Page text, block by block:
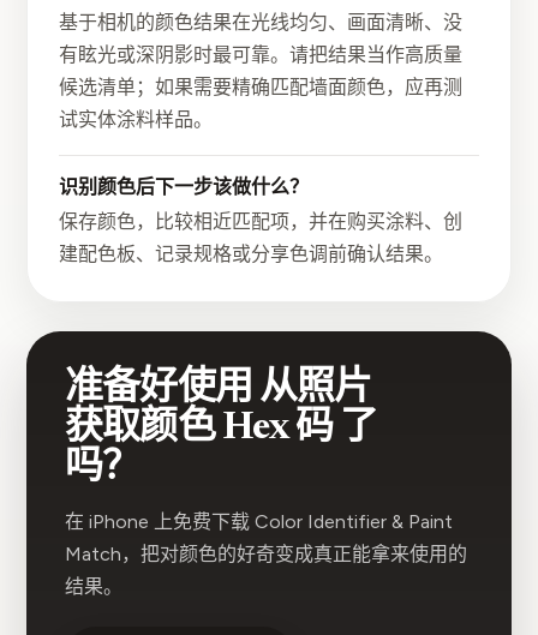
基于相机的颜色结果在光线均匀、画面清晰、没
有眩光或深阴影时最可靠。请把结果当作高质量
候选清单；如果需要精确匹配墙面颜色，应再测
试实体涂料样品。
识别颜色后下一步该做什么？
保存颜色，比较相近匹配项，并在购买涂料、创
建配色板、记录规格或分享色调前确认结果。
准备好使用 从照片
获取颜色 Hex 码 了
吗？
在 iPhone 上免费下载 Color Identifier & Paint
Match，把对颜色的好奇变成真正能拿来使用的
结果。